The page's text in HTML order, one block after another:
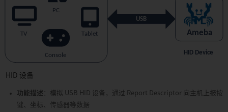
APP29:
Linux
APP30:
Party
APP32:
硬
件
HID 设备
功能描述 ：模拟 USB HID 设备，通过 Report Descriptor 向主机上报按
键、坐标、传感器等数据